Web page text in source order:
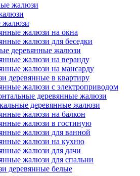
жалюзи
жалюзи
жалюзи на окна
жалюзи для беседки
деревянные жалюзи
жалюзи на веранду
жалюзи на мансарду
деревянные в квартиру
жалюзи с электроприводом
деревянные жалюзи
деревянные жалюзи
жалюзи на балкон
жалюзи в гостиную
жалюзи для ванной
жалюзи на кухню
жалюзи для дачи
жалюзи для спальни
деревянные белые